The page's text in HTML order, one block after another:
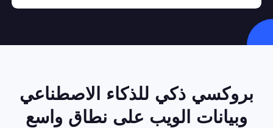
بروكسي ذكي للذكاء الاصطناعي
وبيانات الويب على نطاق واسع